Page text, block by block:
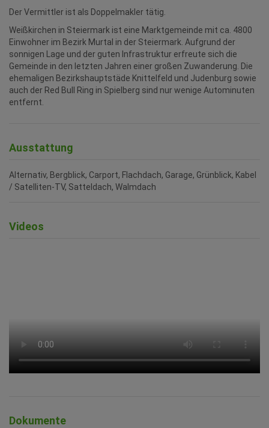
Der Vermittler ist als Doppelmakler tätig.
Weißkirchen in Steiermark ist eine Marktgemeinde mit ca. 4800
Einwohner im Bezirk Murtal in der Steiermark. Aufgrund der
sonnigen Lage und der guten Infrastruktur erfreute sich die
Gemeinde in den letzten Jahren einer großen Zuwanderung. Die
ehemaligen Bezirkshauptstäde Knittelfeld und Judenburg sowie
auch der Red Bull Ring in Spielberg sind nur wenige Autominuten
entfernt.
Ausstattung
Alternativ Bergblick Carport Flachdach Garage Grünblick Kabel
/ Satelliten-TV Satteldach Walmdach
Videos
Dokumente